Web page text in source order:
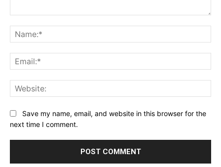
Save my name, email, and website in this browser for the
next time I comment.